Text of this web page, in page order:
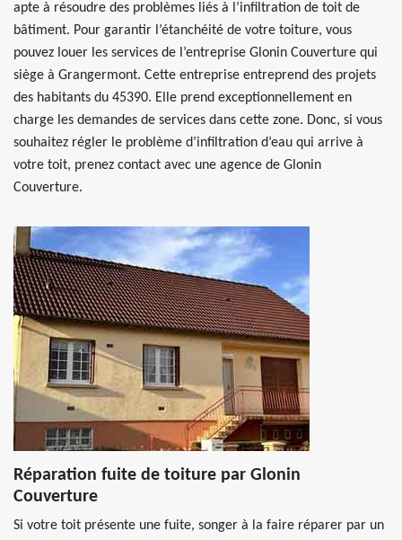
apte à résoudre des problèmes liés à l’infiltration de toit de
bâtiment. Pour garantir l’étanchéité de votre toiture, vous
pouvez louer les services de l’entreprise Glonin Couverture qui
siège à Grangermont. Cette entreprise entreprend des projets
des habitants du 45390. Elle prend exceptionnellement en
charge les demandes de services dans cette zone. Donc, si vous
souhaitez régler le problème d’infiltration d’eau qui arrive à
votre toit, prenez contact avec une agence de Glonin
Couverture.
Réparation fuite de toiture par Glonin
Couverture
Si votre toit présente une fuite, songer à la faire réparer par un